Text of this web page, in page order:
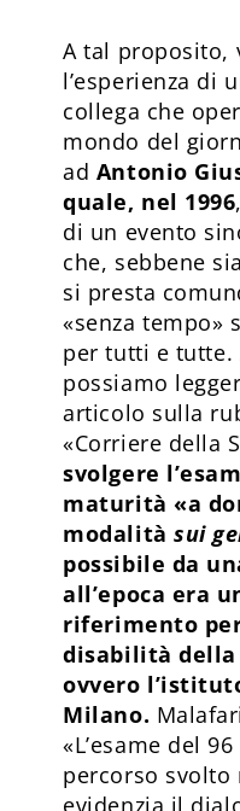
A tal proposito,
l’esperienza di
collega che
mondo del
ad Antonio
quale, nel 1996
di un evento
che, sebbene
si presta
«senza
per tutti e tutte.
possiamo
articolo sulla
«Corriere della
svolgere
maturità «a
modalitàsui
possibile da
all’epoca era
riferimento
disabilità
ovvero
Milano.
«L’esame del
percorso svolto
evidenzia il